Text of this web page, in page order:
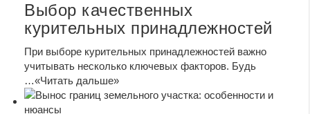
Выбор качественных
курительных принадлежностей
При выборе курительных принадлежностей важно
учитывать несколько ключевых факторов. Будь
…«Читать дальше»